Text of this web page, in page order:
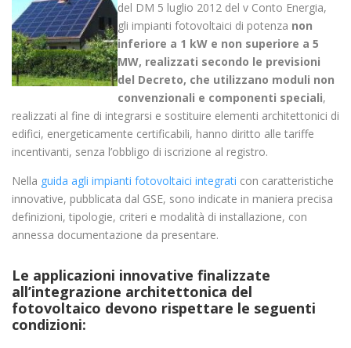
del DM 5 luglio 2012 del v Conto Energia,
gli impianti fotovoltaici di potenza non
inferiore a 1 kW e non superiore a 5
MW, realizzati secondo le previsioni
del Decreto, che utilizzano moduli non
convenzionali e componenti speciali,
realizzati al fine di integrarsi e sostituire elementi architettonici di
edifici, energeticamente certificabili, hanno diritto alle tariffe
incentivanti, senza l’obbligo di iscrizione al registro.
Nella guida agli impianti fotovoltaici integrati con caratteristiche
innovative, pubblicata dal GSE, sono indicate in maniera precisa
definizioni, tipologie, criteri e modalità di installazione, con
annessa documentazione da presentare.
Le applicazioni innovative finalizzate
all’integrazione architettonica del
fotovoltaico devono rispettare le seguenti
condizioni: